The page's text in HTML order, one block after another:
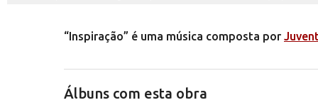
“Inspiração” é uma música composta por
Álbuns com esta obra